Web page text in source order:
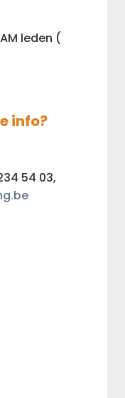
leden (
info?
54 03,